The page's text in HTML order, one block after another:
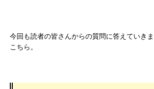
今回も読者の皆さんからの質問に答えていき
こちら。